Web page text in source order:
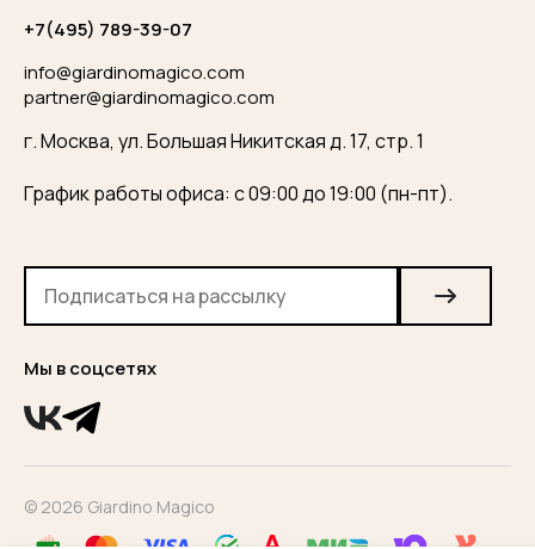
Мы в соцсетях
+7(495) 789-39-07
info@giardinomagico.com
partner@giardinomagico.com
г. Москва, ул. Большая Никитская д. 17, стр. 1
График работы офиса: с 09:00 до 19:00 (пн-пт).
© 2026 Giardino Magico
ОТПРАВИТЬ